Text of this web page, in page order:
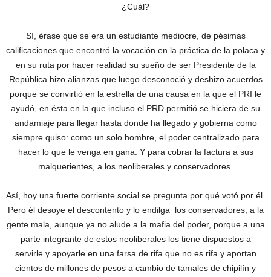
¿Cuál?
Sí, érase que se era un estudiante mediocre, de pésimas
calificaciones que encontró la vocación en la práctica de la polaca y
en su ruta por hacer realidad su sueño de ser Presidente de la
República hizo alianzas que luego desconoció y deshizo acuerdos
porque se convirtió en la estrella de una causa en la que el PRI le
ayudó, en ésta en la que incluso el PRD permitió se hiciera de su
andamiaje para llegar hasta donde ha llegado y gobierna como
siempre quiso: como un solo hombre, el poder centralizado para
hacer lo que le venga en gana. Y para cobrar la factura a sus
malquerientes, a los neoliberales y conservadores.
Así, hoy una fuerte corriente social se pregunta por qué votó por él.
Pero él desoye el descontento y lo endilga los conservadores, a la
gente mala, aunque ya no alude a la mafia del poder, porque a una
parte integrante de estos neoliberales los tiene dispuestos a
servirle y apoyarle en una farsa de rifa que no es rifa y aportan
cientos de millones de pesos a cambio de tamales de chipilín y